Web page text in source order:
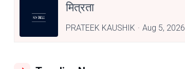
मित्रता
PRATEEK KAUSHIK Aug 5, 2026